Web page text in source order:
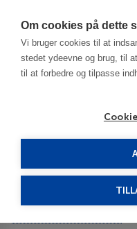
Om cookies på dette
Vi bruger cookies til at
stedet ydeevne og brug, til
til at forbedre og tilpasse
Burgas /